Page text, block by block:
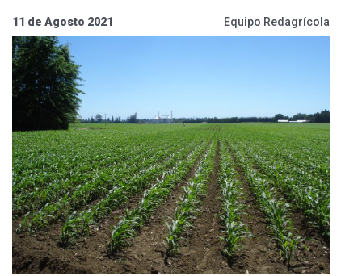
11 de Agosto 2021 Equipo Redagrícola